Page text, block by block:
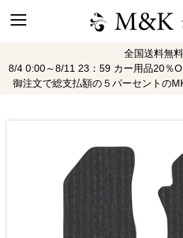
全国送料無料
8/4 0:00～8/11 23：59 カー用品20％
御注文で総支払額の５パーセントの